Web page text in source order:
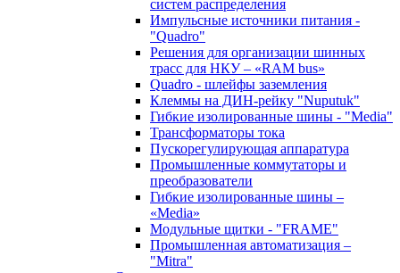
систем распределения
Импульсные источники питания -
"Quadro"
Решения для организации шинных
трасс для НКУ – «RAM bus»
Quadro - шлейфы заземления
Клеммы на ДИН-рейку "Nuputuk"
Гибкие изолированные шины - "Media"
Трансформаторы тока
Пускорегулирующая аппаратура
Промышленные коммутаторы и
преобразователи
Гибкие изолированные шины –
«Media»
Модульные щитки - "FRAME"
Промышленная автоматизация –
"Mitra"